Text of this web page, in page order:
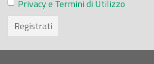
Privacy e Termini di Utilizzo
Registrati